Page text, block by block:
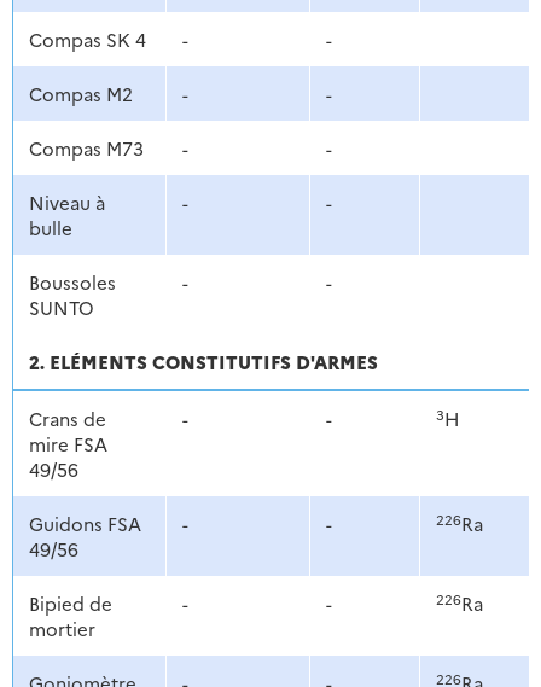
Compas SK 4 - -
Compas M2 - -
Compas M73 - -
Niveau à
bulle
- -
Boussoles
SUNTO
- -
2. ELÉMENTS CONSTITUTIFS D'ARMES
Crans de
mire FSA
49/56
- - 3H
Guidons FSA
49/56
- - 226Ra
Bipied de
mortier
- - 226Ra
226